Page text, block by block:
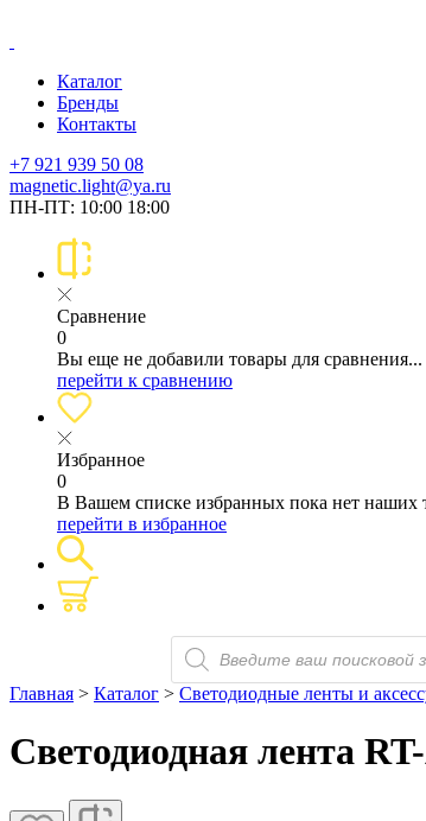
Каталог
Бренды
Контакты
+7 921 939 50 08
magnetic.light@ya.ru
ПН-ПТ: 10:00 18:00
Сравнение
0
Вы еще не добавили товары для сравнения...
перейти к сравнению
Избранное
0
В Вашем списке избранных пока нет наших
перейти в избранное
Поиск
товаров
Главная > Каталог > Светодиодные ленты и
Светодиодная лента